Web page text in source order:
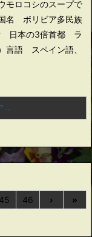
モロコシのスープで
名 ボリビア多民族
日本の3倍首都 ラ
言語 スペイン語、
...
45 46 › »